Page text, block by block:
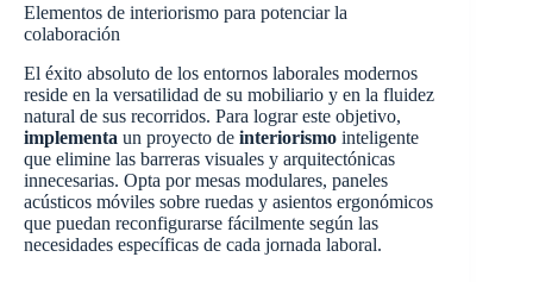
Elementos de interiorismo para potenciar la
colaboración
El éxito absoluto de los entornos laborales modernos
reside en la versatilidad de su mobiliario y en la fluidez
natural de sus recorridos. Para lograr este objetivo,
implementa un proyecto de interiorismo inteligente
que elimine las barreras visuales y arquitectónicas
innecesarias. Opta por mesas modulares, paneles
acústicos móviles sobre ruedas y asientos ergonómicos
que puedan reconfigurarse fácilmente según las
necesidades específicas de cada jornada laboral.